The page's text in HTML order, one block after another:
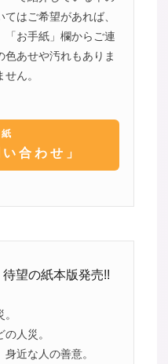
はご希望があれば、
「お手紙」欄からご連
あせや汚れもありま
ん。
合わせ」
待望の紙本版発売!!
人災。
近な人の善意。